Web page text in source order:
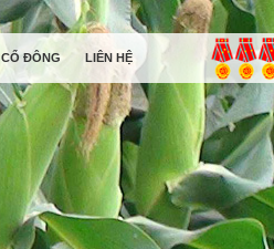
CỔ ĐÔNG LIÊN HỆ